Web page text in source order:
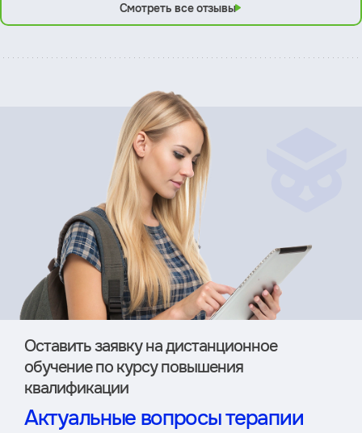
Смотреть все отзывы
Оставить заявку на дистан­ционное
обучение по курсу повышения
квалификации
Актуальные вопросы терапии